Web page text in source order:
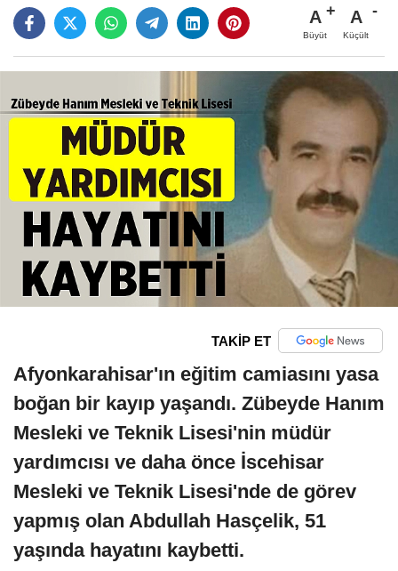
A
Büyüt
A
Küçült
TAKİP ET
Afyonkarahisar'ın eğitim camiasını yasa
boğan bir kayıp yaşandı. Zübeyde Hanım
Mesleki ve Teknik Lisesi'nin müdür
yardımcısı ve daha önce İscehisar
Mesleki ve Teknik Lisesi'nde de görev
yapmış olan Abdullah Hasçelik, 51
yaşında hayatını kaybetti.